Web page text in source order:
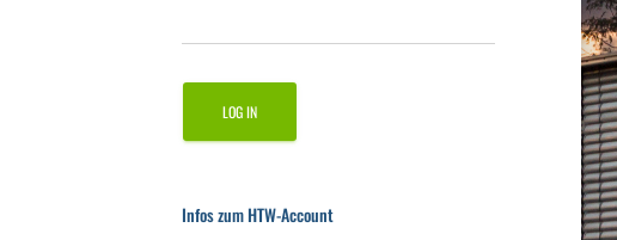
Infos zum HTW-Account